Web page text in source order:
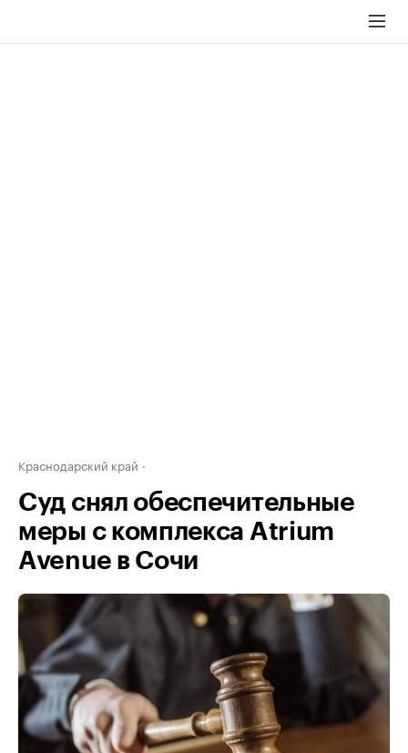
Краснодарский край
Суд снял обеспечительные
меры с комплекса Atrium
Avenue в Сочи